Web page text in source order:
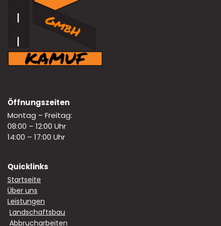
Öffnungszeiten
Montag – Freitag:
08:00 – 12:00 Uhr
14:00 – 17:00 Uhr
Quicklinks
Startseite
Über uns
Leistungen
Landschaftsbau
Abbrucharbeiten